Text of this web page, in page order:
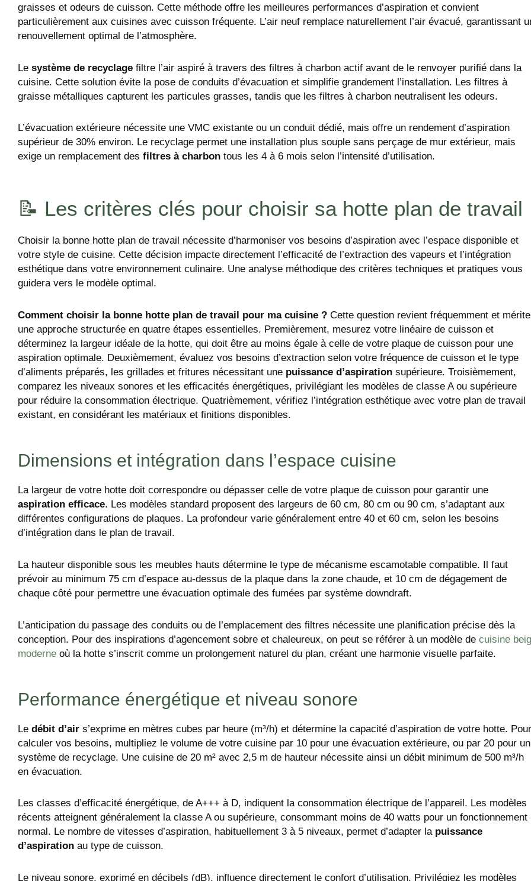
graisses et odeurs de cuisson. Cette méthode offre les meilleures performances d’aspiration et convient
particulièrement aux cuisines avec cuisson fréquente. L’air neuf remplace naturellement l’air évacué, garantissant
renouvellement optimal de l’atmosphère.
Le système de recyclage filtre l’air aspiré à travers des filtres à charbon actif avant de le renvoyer purifié dans la
cuisine. Cette solution évite la pose de conduits d’évacuation et simplifie grandement l’installation. Les filtres à
graisse métalliques capturent les particules grasses, tandis que les filtres à charbon neutralisent les odeurs.
L’évacuation extérieure nécessite une VMC existante ou un conduit dédié, mais offre un rendement d’aspiration
supérieur de 30% environ. Le recyclage permet une installation plus souple sans perçage de mur extérieur, mais
exige un remplacement des filtres à charbon tous les 4 à 6 mois selon l’intensité d’utilisation.
📝 Les critères clés pour choisir sa hotte plan de travail
Choisir la bonne hotte plan de travail nécessite d’harmoniser vos besoins d’aspiration avec l’espace disponible et
votre style de cuisine. Cette décision impacte directement l’efficacité de l’extraction des vapeurs et l’intégration
esthétique dans votre environnement culinaire. Une analyse méthodique des critères techniques et pratiques vous
guidera vers le modèle optimal.
Comment choisir la bonne hotte plan de travail pour ma cuisine ? Cette question revient fréquemment et mérite
une approche structurée en quatre étapes essentielles. Premièrement, mesurez votre linéaire de cuisson et
déterminez la largeur idéale de la hotte, qui doit être au moins égale à celle de votre plaque de cuisson pour une
aspiration optimale. Deuxièmement, évaluez vos besoins d’extraction selon votre fréquence de cuisson et le type
d’aliments préparés, les grillades et fritures nécessitant une puissance d’aspiration supérieure. Troisièmement,
comparez les niveaux sonores et les efficacités énergétiques, privilégiant les modèles de classe A ou supérieure
pour réduire la consommation électrique. Quatrièmement, vérifiez l’intégration esthétique avec votre plan de travail
existant, en considérant les matériaux et finitions disponibles.
Dimensions et intégration dans l’espace cuisine
La largeur de votre hotte doit correspondre ou dépasser celle de votre plaque de cuisson pour garantir une
aspiration efficace. Les modèles standard proposent des largeurs de 60 cm, 80 cm ou 90 cm, s’adaptant aux
différentes configurations de plaques. La profondeur varie généralement entre 40 et 60 cm, selon les besoins
d’intégration dans le plan de travail.
La hauteur disponible sous les meubles hauts détermine le type de mécanisme escamotable compatible. Il faut
prévoir au minimum 75 cm d’espace au-dessus de la plaque dans la zone chaude, et 10 cm de dégagement de
chaque côté pour permettre une évacuation optimale des fumées par système downdraft.
L’anticipation du passage des conduits ou de l’emplacement des filtres nécessite une planification précise dès la
conception. Pour des inspirations d’agencement sobre et chaleureux, on peut se référer à un modèle de cuisine
moderne où la hotte s’inscrit comme un prolongement naturel du plan, créant une harmonie visuelle parfaite.
Performance énergétique et niveau sonore
Le débit d’air s’exprime en mètres cubes par heure (m³/h) et détermine la capacité d’aspiration de votre hotte. Pour
calculer vos besoins, multipliez le volume de votre cuisine par 10 pour une évacuation extérieure, ou par 20 pour un
système de recyclage. Une cuisine de 20 m² avec 2,5 m de hauteur nécessite ainsi un débit minimum de 500 m³/h
en évacuation.
Les classes d’efficacité énergétique, de A+++ à D, indiquent la consommation électrique de l’appareil. Les modèles
récents atteignent généralement la classe A ou supérieure, consommant moins de 40 watts pour un fonctionnement
normal. Le nombre de vitesses d’aspiration, habituellement 3 à 5 niveaux, permet d’adapter la puissance
d’aspiration au type de cuisson.
Le niveau sonore, exprimé en décibels (dB), influence directement le confort d’utilisation. Privilégiez les modèles